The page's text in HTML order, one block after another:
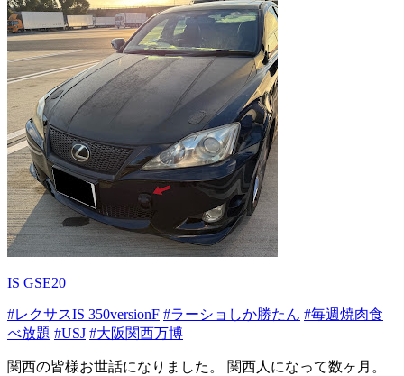
IS GSE20
#レクサスIS 350versionF #ラーショしか勝たん #毎週焼肉食
べ放題 #USJ #大阪関西万博
関西の皆様お世話になりました。 関西人になって数ヶ月。